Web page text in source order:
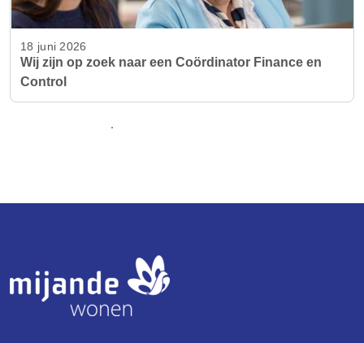
Wij zijn op zoek naar een Coördinator Finance en
Control
18 juni 2026
Logo